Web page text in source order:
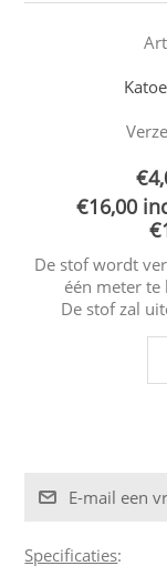
€16,00
De stof wordt
één meter te
De stof zal
Specificaties: